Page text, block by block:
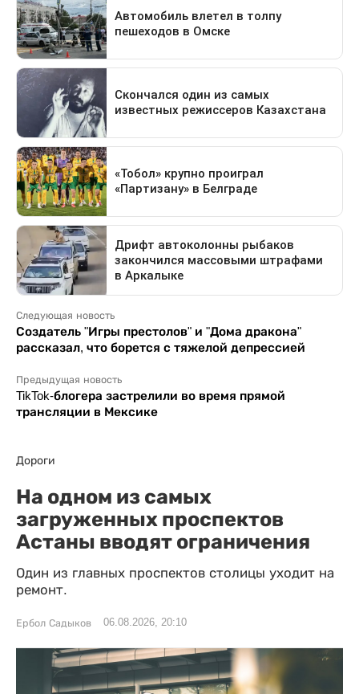
Следующая новость
Создатель "Игры престолов" и "Дома дракона"
рассказал, что борется с тяжелой депрессией
Предыдущая новость
TikTok-блогера застрелили во время прямой
трансляции в Мексике
Дороги
На одном из самых
загруженных проспектов
Астаны вводят ограничения
Один из главных проспектов столицы уходит на
ремонт.
Ербол Садыков 06.08.2026, 20:10